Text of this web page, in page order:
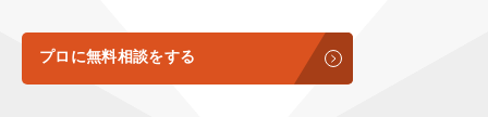
認定パートナー
プロに無料相談をする